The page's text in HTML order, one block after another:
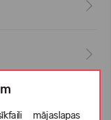
mājaslapas